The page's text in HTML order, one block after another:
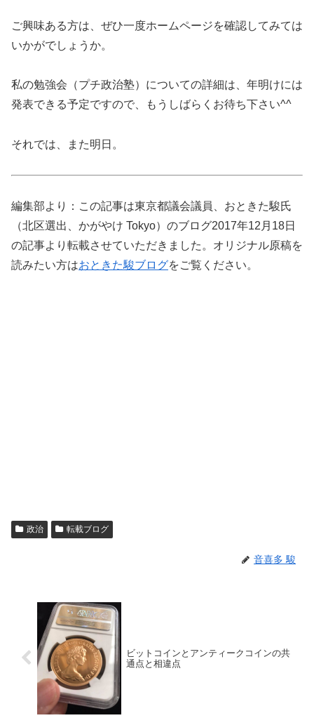
ご興味ある方は、ぜひ一度ホームページを確認してみては
いかがでしょうか。
私の勉強会（プチ政治塾）についての詳細は、年明けには
発表できる予定ですので、もうしばらくお待ち下さい^^
それでは、また明日。
編集部より：この記事は東京都議会議員、おときた駿氏
（北区選出、かがやけ Tokyo）のブログ2017年12月18日
の記事より転載させていただきました。オリジナル原稿を
読みたい方はおときた駿ブログをご覧ください。
政治 転載ブログ
音喜多 駿
ビットコインとアンティークコインの共
通点と相違点